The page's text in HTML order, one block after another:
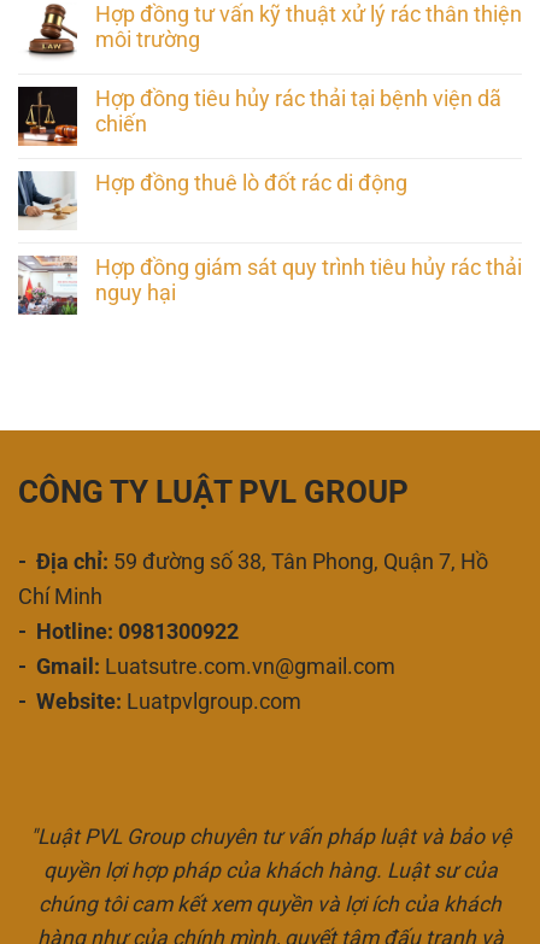
Hợp đồng tư vấn kỹ thuật xử lý rác thân thiện
môi trường
Hợp đồng tiêu hủy rác thải tại bệnh viện dã
chiến
Hợp đồng thuê lò đốt rác di động
Hợp đồng giám sát quy trình tiêu hủy rác thải
nguy hại
CÔNG TY LUẬT PVL GROUP
- Địa chỉ: 59 đường số 38, Tân Phong, Quận 7, Hồ
Chí Minh
- Hotline: 0981300922
- Gmail: Luatsutre.com.vn@gmail.com
- Website: Luatpvlgroup.com
"Luật PVL Group chuyên tư vấn pháp luật và bảo vệ
quyền lợi hợp pháp của khách hàng. Luật sư của
chúng tôi cam kết xem quyền và lợi ích của khách
hàng như của chính mình, quyết tâm đấu tranh và